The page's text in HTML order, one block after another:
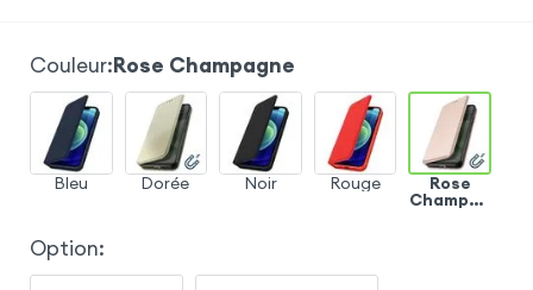
Couleur:Rose Champagne
Bleu Dorée Noir Rouge Rose
Champag
Option: